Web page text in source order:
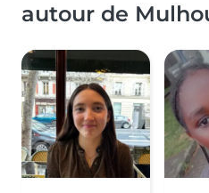
autour de